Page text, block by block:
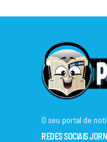
O seu portal de
REDES SOCIAIS